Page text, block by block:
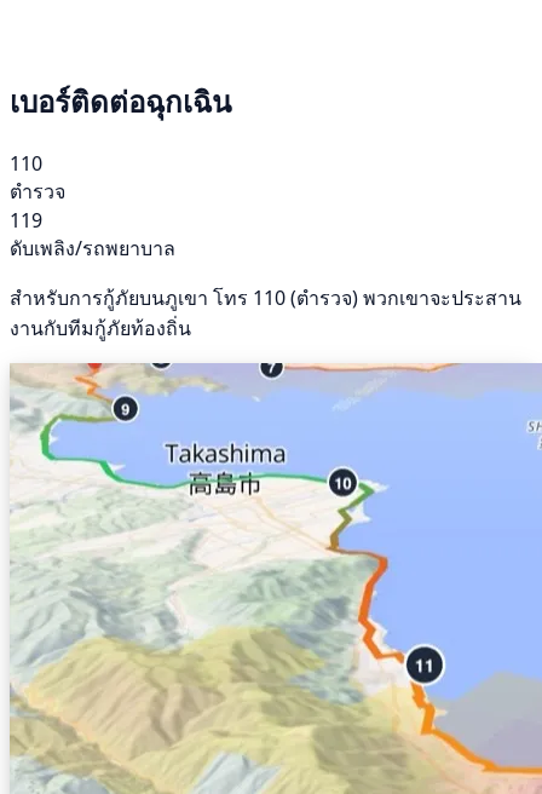
เบอร์ติดต่อฉุกเฉิน
110
ตำรวจ
119
ดับเพลิง/รถพยาบาล
สำหรับการกู้ภัยบนภูเขา โทร 110 (ตำรวจ) พวกเขาจะประสาน
งานกับทีมกู้ภัยท้องถิ่น